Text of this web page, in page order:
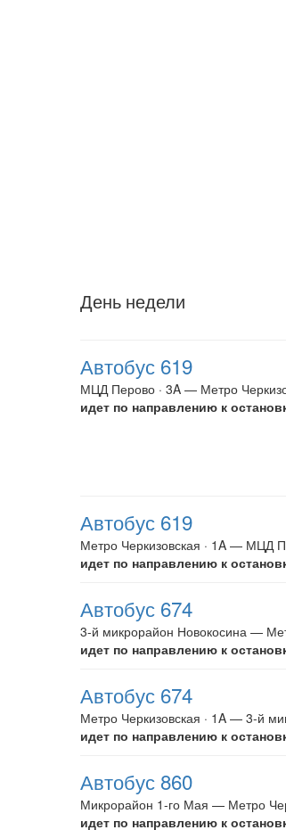
День недели
Автобус 619
МЦД Перово · 3A — Метро
идет по направлению к
Автобус 619
Метро Черкизовская · 1A — МЦД
идет по направлению к
Автобус 674
3-й микрорайон Новокосина —
идет по направлению к
Автобус 674
Метро Черкизовская · 1A — 3-й
идет по направлению к
Автобус 860
Микрорайон 1-го Мая — Метро
идет по направлению к